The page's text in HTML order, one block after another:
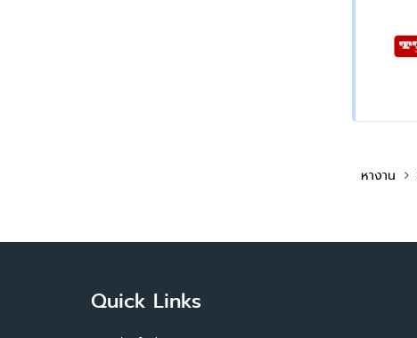
หางาน
Quick Links